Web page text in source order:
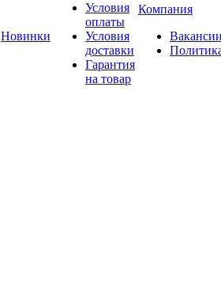
Новинки
Условия
оплаты
Условия
доставки
Гарантия
на товар
Компания